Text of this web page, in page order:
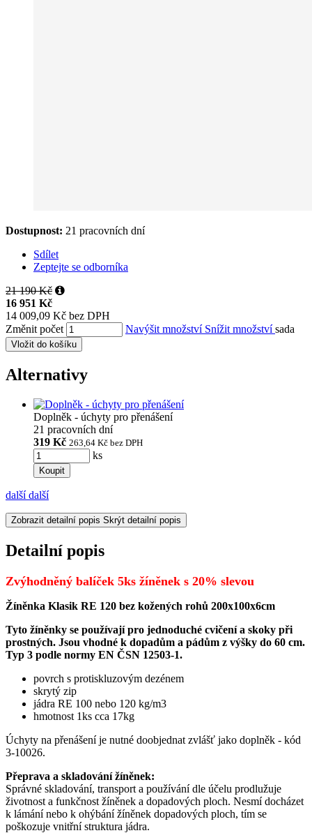
Dostupnost: 21 pracovních dní
Sdílet
Zeptejte se odborníka
21 190 Kč
16 951 Kč
14 009,09 Kč bez DPH
Změnit počet
Navýšit množství Snížit množstvísada
Vložit do košíku
Alternativy
Doplněk - úchyty pro přenášení
21 pracovních dní
319 Kč 263,64 Kč bez DPH
ks
Koupit
další další
Zobrazit detailní popis Skrýt detailní popis
Detailní popis
Zvýhodněný balíček 5ks žíněnek s 20% slevou
Žíněnka Klasik RE 120 bez kožených rohů 200x100x6cm
Tyto žíněnky se používají pro jednoduché cvičení a skoky při
prostných. Jsou vhodné k dopadům a pádům z výšky do 60 cm.
Typ 3 podle normy EN ČSN 12503-1.
povrch s protiskluzovým dezénem
skrytý zip
jádra RE 100 nebo 120 kg/m3
hmotnost 1ks cca 17kg
Úchyty na přenášení je nutné doobjednat zvlášť jako doplněk - kód
3-10026.
Přeprava a skladování žíněnek:
Správné skladování, transport a používání dle účelu prodlužuje
životnost a funkčnost žíněnek a dopadových ploch. Nesmí docházet
k lámání nebo k ohýbání žíněnek dopadových ploch, tím se
poškozuje vnitřní struktura jádra.